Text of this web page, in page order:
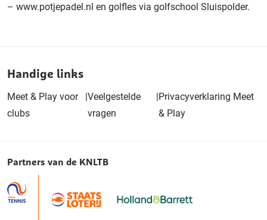
– www.potjepadel.nl en golfles via golfschool Sluispolder.
Handige links
Meet & Play voor
clubs
|Veelgestelde
vragen
|Privacyverklaring Meet
& Play
Partners van de KNLTB